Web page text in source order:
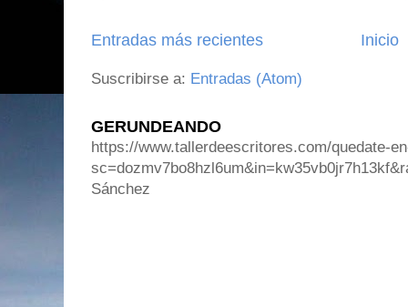
Entradas más recientes Inicio
Suscribirse a: Entradas (Atom)
GERUNDEANDO
https://www.tallerdeescritores.com/quedate-
Sánchez